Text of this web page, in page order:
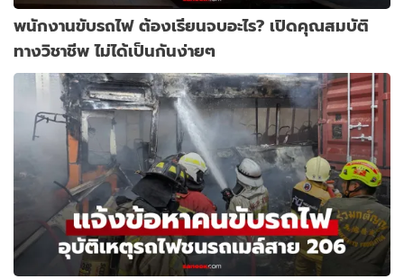
พนักงานขับรถไฟ ต้องเรียนจบอะไร? เปิดคุณสมบัติ
ทางวิชาชีพ ไม่ได้เป็นกันง่ายๆ